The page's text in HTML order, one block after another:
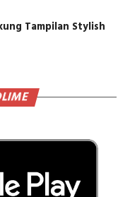
Tampilan Stylish